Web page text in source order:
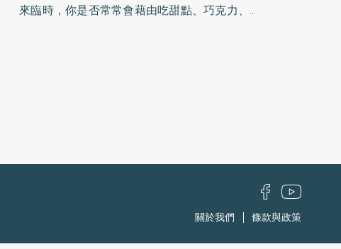
來臨時，你是否常常會藉由吃甜點、巧克力、高
腹部，形成蘋果型身材。為幫民眾解決壓力肥，
中醫師建議民眾可利用玫瑰、炒決明子等中藥來
進調理，像是玫瑰決明消脂茶，只要將1錢玫
瑰、1錢薄荷、3錢炒決明子、2錢山楂裝入過濾
關於我們
條款與政策